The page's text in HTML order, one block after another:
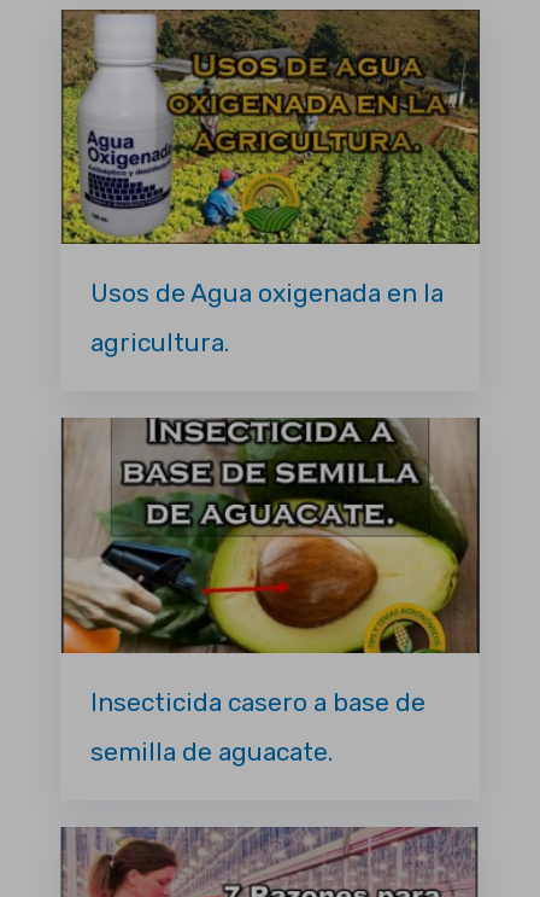
Usos de Agua oxigenada en la
agricultura.
Insecticida casero a base de
semilla de aguacate.